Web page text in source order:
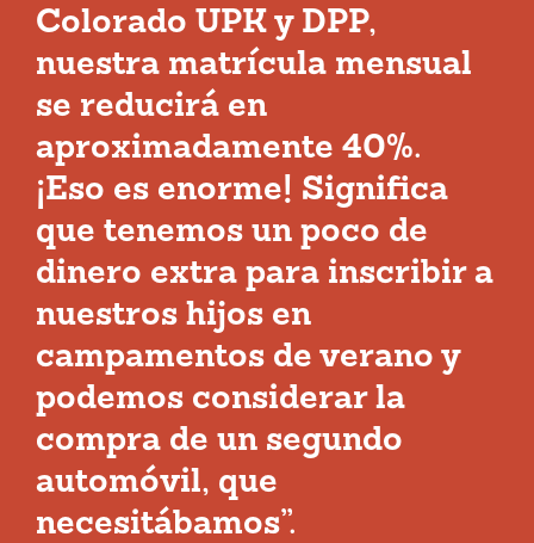
Colorado UPK y DPP,
nuestra matrícula mensual
se reducirá en
aproximadamente 40%.
¡Eso es enorme! Significa
que tenemos un poco de
dinero extra para inscribir a
nuestros hijos en
campamentos de verano y
podemos considerar la
compra de un segundo
automóvil, que
necesitábamos”.